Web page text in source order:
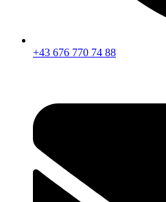
+43 676 770 74 88